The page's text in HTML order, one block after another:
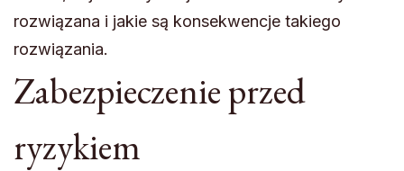
rozwiązana i jakie są konsekwencje takiego
rozwiązania.
Zabezpieczenie przed
ryzykiem